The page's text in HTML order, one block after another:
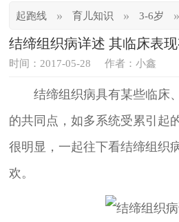
起跑线 » 育儿知识 » 3-6岁 »
结缔组织病详述 其临床表
时间：2017-05-28 作者：小鑫
结缔组织病具有某些临床、
的共同点，如多系统受累引起
很明显，一起往下看结缔组织
欢。